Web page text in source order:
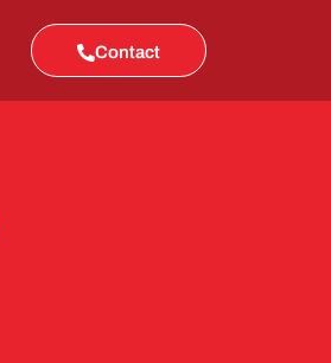
Contact